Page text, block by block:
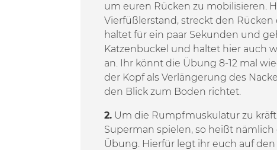
um euren Rücken zu mobilisieren.
Vierfüßlerstand, streckt den
haltet für ein paar Sekunden und
Katzenbuckel und haltet hier auch
an. Ihr könnt die Übung 8-12 mal
der Kopf als Verlängerung des
den Blick zum Boden richtet.
2.Um die Rumpfmuskulatur zu
Superman spielen, so heißt
Übung. Hierfür legt ihr euch auf